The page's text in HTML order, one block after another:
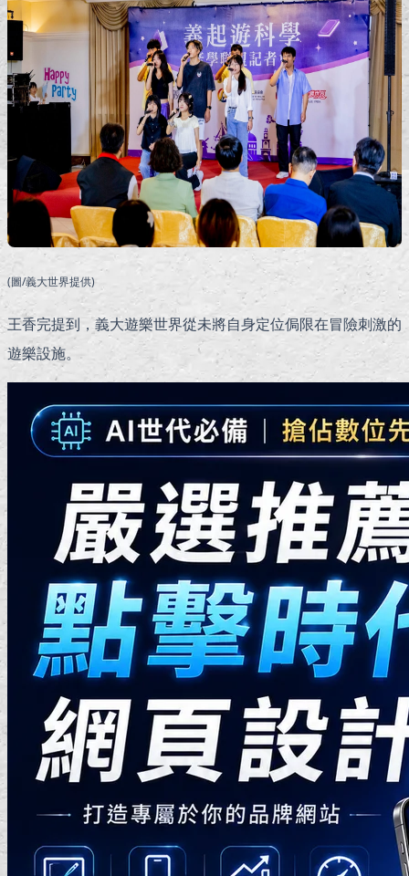
(圖/義大世界提供)
王香完提到，義大遊樂世界從未將自身定位侷限在冒險刺激的
遊樂設施。